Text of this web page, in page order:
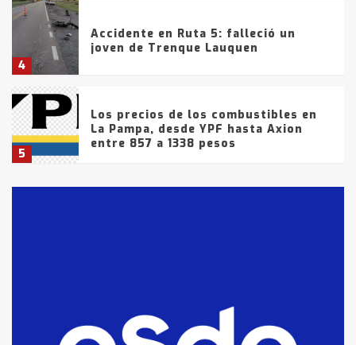
4
Accidente en Ruta 5: falleció un
joven de Trenque Lauquen
5
Los precios de los combustibles en
La Pampa, desde YPF hasta Axion
entre 857 a 1338 pesos
fueron detenidos por
comercialización de drogas en la
tarde del sábado